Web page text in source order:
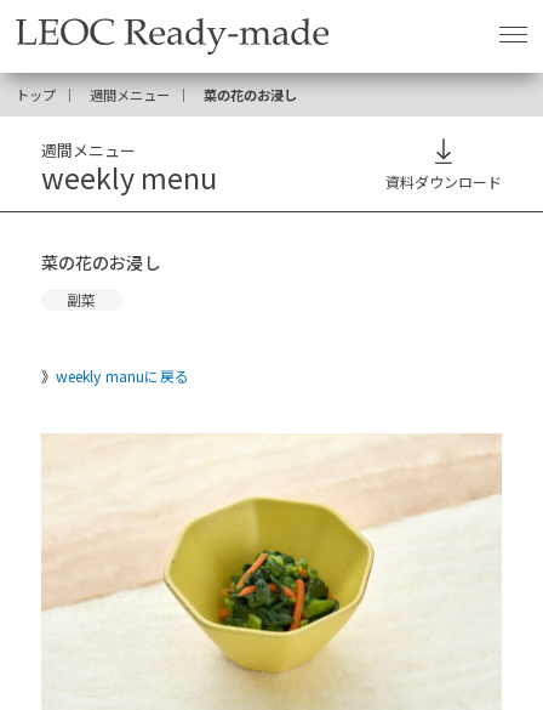
トップ 週間メニュー 菜の花のお浸し
週間メニュー
weekly menu 資料ダウンロード
菜の花のお浸し
副菜
weekly manuに戻る